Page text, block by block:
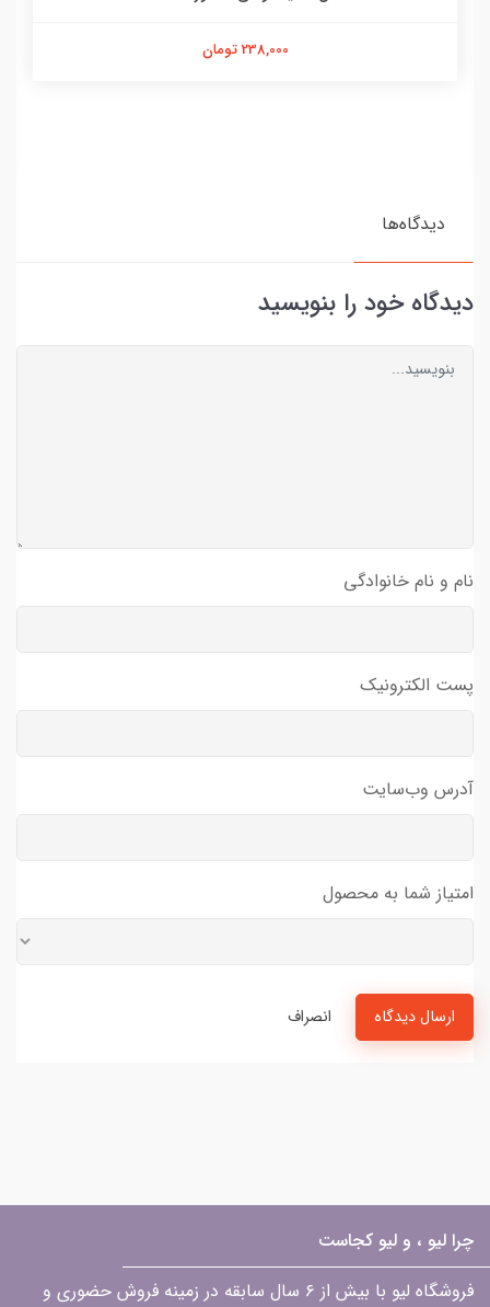
238,000 تومان
دیدگاه‌ها
دیدگاه خود را بنویسید
نام و نام خانوادگی
پست الکترونیک
آدرس وب‌سایت
امتیاز شما به محصول
ارسال دیدگاه انصراف
چرا لیو ، و لیو کجاست
فروشگاه لیو با بیش از ۶ سال سابقه در زمینه فروش حضوری و